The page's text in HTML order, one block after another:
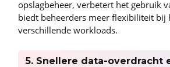
opslagbeheer, verbetert het gebruik
biedt beheerders meer flexibiliteit bij
verschillende workloads.
5. Snellere data-overdracht